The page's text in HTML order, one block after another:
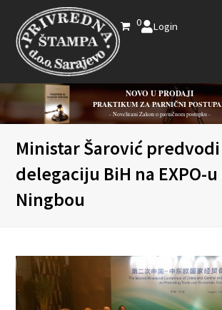
0 Login
NOVO U PRODAJI
PRAKTIKUM ZA PARNIČNI
- Novelirani Zakon o parničnom postupku -
Ministar Šarović predvodi
delegaciju BiH na EXPO-u
Ningbou